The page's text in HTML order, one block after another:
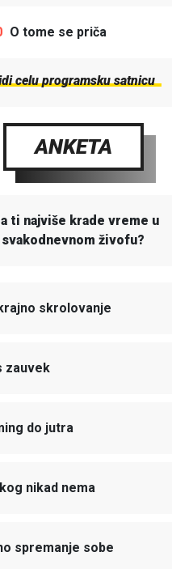
O tome se priča
celu programsku satnicu
ANKETA
ti najviše krade vreme u
svakodnevnom živofu?
skrolovanje
zauvek
do jutra
nikad nema
spremanje sobe